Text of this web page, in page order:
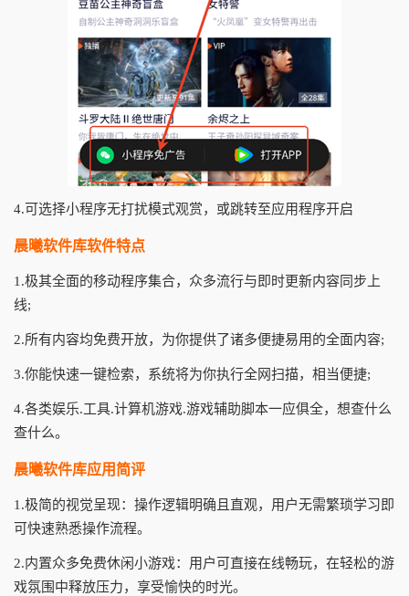
4.可选择小程序无打扰模式观赏，或跳转至应用程序开启
晨曦软件库软件特点
1.极其全面的移动程序集合，众多流行与即时更新内容同步上
线;
2.所有内容均免费开放，为你提供了诸多便捷易用的全面内容;
3.你能快速一键检索，系统将为你执行全网扫描，相当便捷;
4.各类娱乐.工具.计算机游戏.游戏辅助脚本一应俱全，想查什么
查什么。
晨曦软件库应用简评
1.极简的视觉呈现：操作逻辑明确且直观，用户无需繁琐学习即
可快速熟悉操作流程。
2.内置众多免费休闲小游戏：用户可直接在线畅玩，在轻松的游
戏氛围中释放压力，享受愉快的时光。